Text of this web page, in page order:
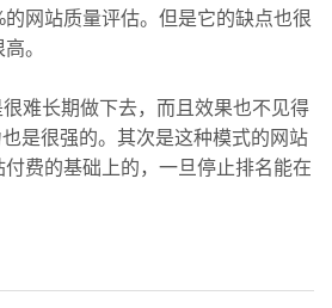
网站质量评估。但是它的缺点也很
。
难长期做下去，而且效果也不见得
是很强的。其次是这种模式的网站
费的基础上的，一旦停止排名能在